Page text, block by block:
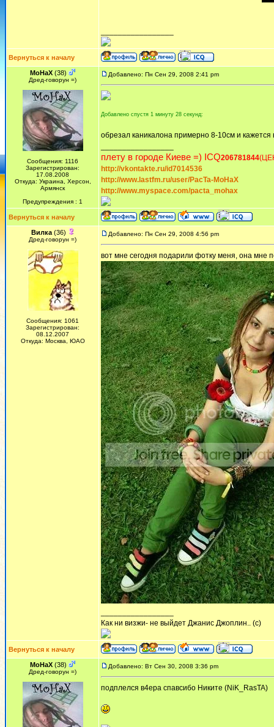
Вернуться к началу
MoHaX (38)
Дред-говорун =)
Сообщения: 1116
Зарегистрирован:
17.08.2008
Откуда: Украина, Херсон,
Армянск
Предупреждения : 1
Добавлено: Пн Сен 29, 2008 2:41 pm
Добавлено спустя 1 минуту 28 секунд:
обрезал каникалона примерно 8-10см и
плету в городе Киеве =) ICQ206781844
http://vkontakte.ru/id7014536
http://www.lastfm.ru/user/PacTa-MoHaX
http://www.myspace.com/pacta_mohax
Вернуться к началу
Вилка(36)
Дред-говорун =)
Сообщения: 1061
Зарегистрирован:
08.12.2007
Откуда: Москва, ЮАО
Добавлено: Пн Сен 29, 2008 4:56 pm
вот мне сегодня подарили фотку меня, она мне
Как ни визжи- не выйдет Джанис Джоплин.. (с)
Вернуться к началу
MoHaX (38)
Дред-говорун =)
Добавлено: Вт Сен 30, 2008 3:36 pm
подплелся в4ера спавсибо Никите (NiK_RasTA)